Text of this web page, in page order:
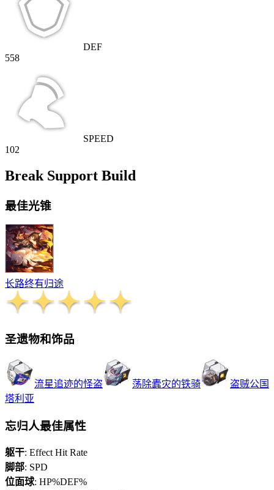
DEF
558
SPEED
102
Break Support Build
最佳光锥
长路终有归途
圣遗物和饰品
流星追迹的怪盗 荡除蠹灾的铁骑
盗贼公国
塔利亚
忘归人最佳属性
躯干: Effect Hit Rate
脚部: SPD
位面球: HP%DEF%